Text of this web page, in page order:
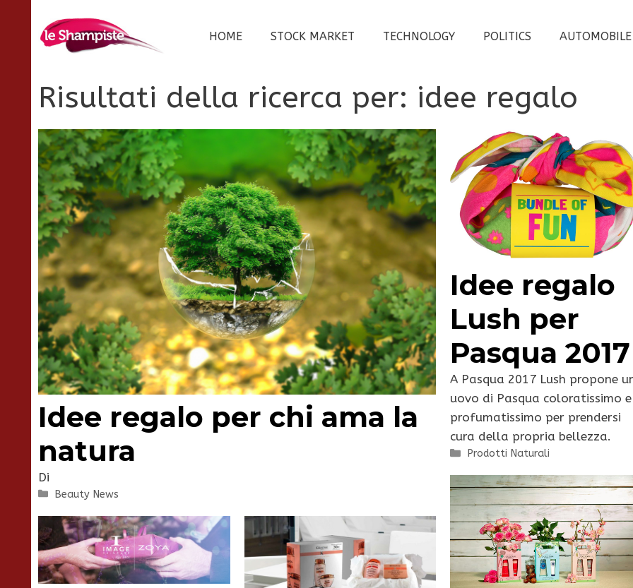
contenuto
HOME STOCK MARKET TECHNOLOGY POLITICS AUTOMOBILE
Risultati della ricerca per: idee regalo
Idee regalo per chi ama la
natura
Di
Categorie
Beauty News
Idee regalo
Lush per
Pasqua 2017
A Pasqua 2017 Lush propone
uovo di Pasqua coloratissimo e
profumatissimo per prendersi
cura della propria bellezza.
Categorie
Prodotti Naturali